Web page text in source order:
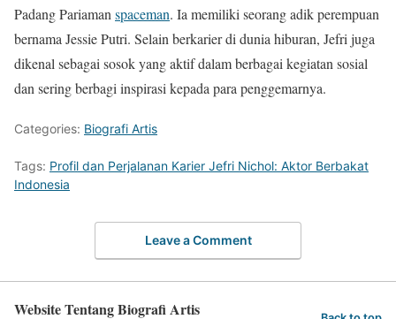
Padang Pariaman spaceman. Ia memiliki seorang adik perempuan
bernama Jessie Putri. Selain berkarier di dunia hiburan, Jefri juga
dikenal sebagai sosok yang aktif dalam berbagai kegiatan sosial
dan sering berbagi inspirasi kepada para penggemarnya.
Categories: Biografi Artis
Tags: Profil dan Perjalanan Karier Jefri Nichol: Aktor Berbakat
Indonesia
Leave a Comment
Website Tentang Biografi Artis